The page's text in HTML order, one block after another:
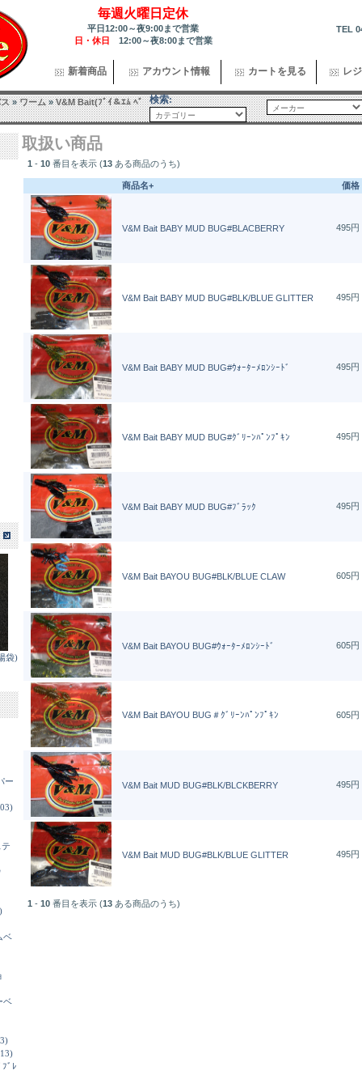
毎週火曜日定休
平日12:00～夜9:00まで営業
日・休日 12:00～夜8:00まで営業
TEL
新着商品 アカウント情報 カートを見る レ
»ワーム»V&M Bait(ﾌﾞｲ＆ｴﾑ ﾍﾞ
検索:
袋)
ー
ベ
ベ
ﾌﾞﾚ
取扱い商品
1 - 10 番目を表示 (13 ある商品のうち)
商品名+ 価格
V&M Bait BABY MUD BUG#BLACBERRY 495円
V&M Bait BABY MUD BUG#BLK/BLUE GLITTER 495円
V&M Bait BABY MUD BUG#ｳｫｰﾀｰﾒﾛﾝｼｰﾄﾞ 495円
V&M Bait BABY MUD BUG#ｸﾞﾘｰﾝﾊﾟﾝﾌﾟｷﾝ 495円
V&M Bait BABY MUD BUG#ﾌﾞﾗｯｸ 495円
V&M Bait BAYOU BUG#BLK/BLUE CLAW 605円
V&M Bait BAYOU BUG#ｳｫｰﾀｰﾒﾛﾝｼｰﾄﾞ 605円
V&M Bait BAYOU BUG＃ｸﾞﾘｰﾝﾊﾟﾝﾌﾟｷﾝ 605円
V&M Bait MUD BUG#BLK/BLCKBERRY 495円
V&M Bait MUD BUG#BLK/BLUE GLITTER 495円
1 - 10 番目を表示 (13 ある商品のうち)